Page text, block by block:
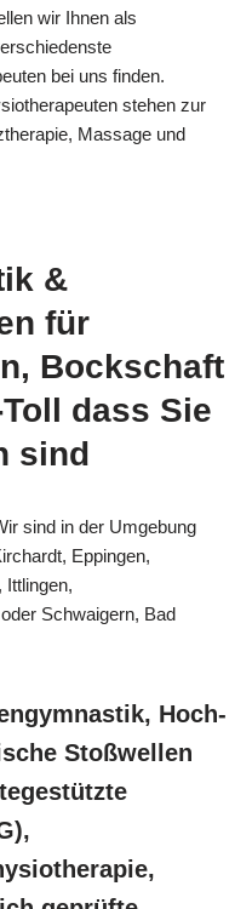
wir Ihnen als
bei uns finden.
stehen zur
Massage und
&
für
Bockschaft
dass Sie
sind
sind in der Umgebung
Eppingen,
Schwaigern, Bad
Hoch-
Stoßwellen